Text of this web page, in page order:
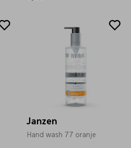
Janzen
Hand wash 77 oranje